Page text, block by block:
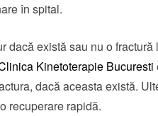
în spital.
dacă există sau nu o
Kinetoterapie Bucuresti
dacă aceasta există.
recuperare rapidă.